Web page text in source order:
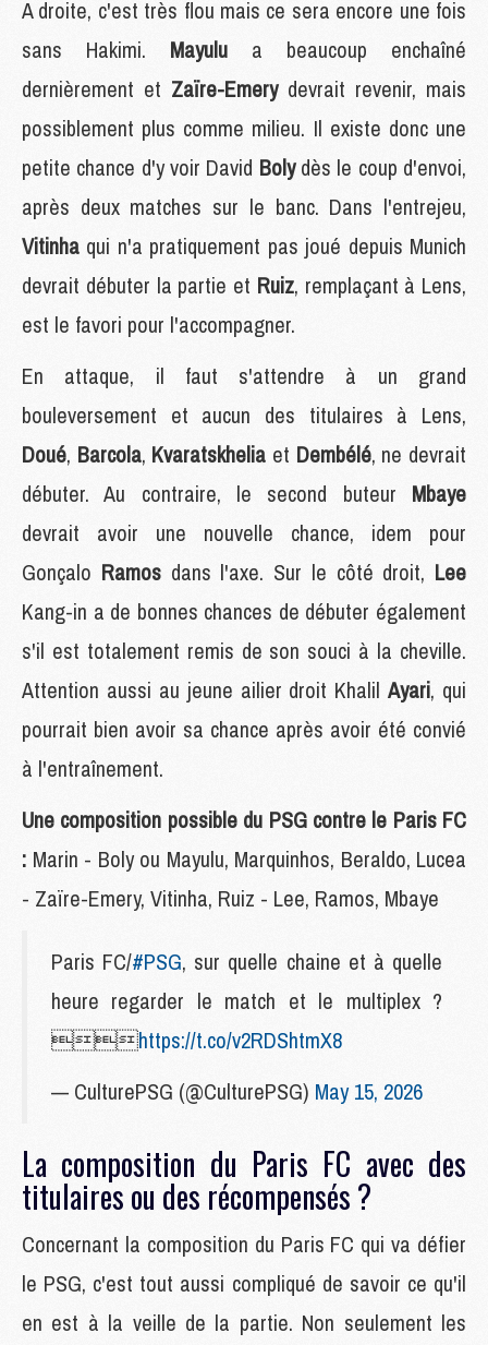
A droite, c'est très flou mais ce sera encore une fois
sans Hakimi. Mayulu a beaucoup enchaîné
dernièrement et Zaïre-Emerydevrait revenir, mais
possiblement plus comme milieu. Il existe donc une
petite chance d'y voir David Bolydès le coup d'envoi,
après deux matches sur le banc. Dans l'entrejeu,
Vitinha qui n'a pratiquement pas joué depuis Munich
devrait débuter la partie et Ruiz, remplaçant à Lens,
est le favori pour l'accompagner.
En attaque, il faut s'attendre à un grand
bouleversement et aucun des titulaires à Lens,
Doué, Barcola, Kvaratskhelia et Dembélé, ne devrait
débuter. Au contraire, le second buteur Mbaye
devrait avoir une nouvelle chance, idem pour
Gonçalo Ramos dans l'axe. Sur le côté droit, Lee
Kang-in a de bonnes chances de débuter également
s'il est totalement remis de son souci à la cheville.
Attention aussi au jeune ailier droit KhalilAyari, qui
pourrait bien avoir sa chance après avoir été convié
à l'entraînement.
Une composition possible du PSG contre le Paris FC
: Marin - Boly ou Mayulu, Marquinhos, Beraldo, Lucea
- Zaïre-Emery, Vitinha, Ruiz - Lee, Ramos, Mbaye
Paris FC/#PSG, sur quelle chaine et à quelle
heure regarder le match et le multiplex ?
https://t.co/v2RDShtmX8
— CulturePSG (@CulturePSG) May 15, 2026
La composition du Paris FC avec des
titulaires ou des récompensés ?
Concernant la composition du Paris FC qui va défier
le PSG, c'est tout aussi compliqué de savoir ce qu'il
en est à la veille de la partie. Non seulement les